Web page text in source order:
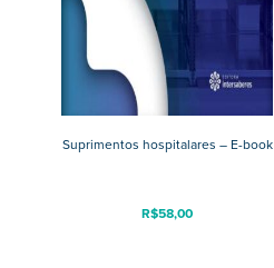
Suprimentos hospitalares – E-book
R$58,00